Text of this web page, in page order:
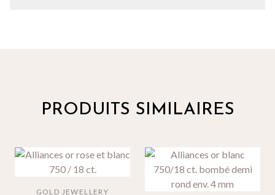
PRODUITS SIMILAIRES
GOLD JEWELLERY